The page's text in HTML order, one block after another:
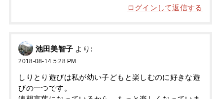
ログインして返信する
池田美智子 より:
2018-08-14 5:28 PM
しりとり遊びは私が幼い子どもと楽しむのに好きな遊
びの一つです。